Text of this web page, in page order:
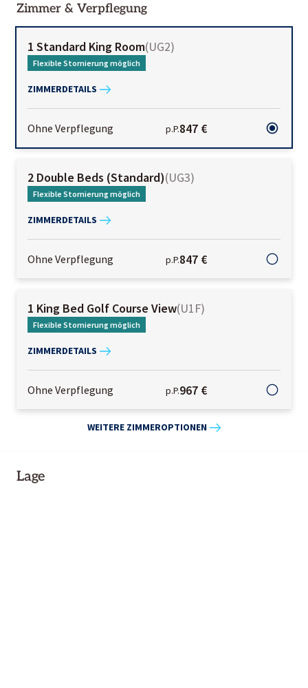
Zimmer & Verpflegung
1 Standard King Room(UG2)
Flexible Stornierung möglich
ZIMMERDETAILS
Ohne Verpflegung p.P.847 €
2 Double Beds (Standard)(UG3)
Flexible Stornierung möglich
ZIMMERDETAILS
Ohne Verpflegung p.P.847 €
1 King Bed Golf Course View(U1F)
Flexible Stornierung möglich
ZIMMERDETAILS
Ohne Verpflegung p.P.967 €
WEITERE ZIMMEROPTIONEN
Lage